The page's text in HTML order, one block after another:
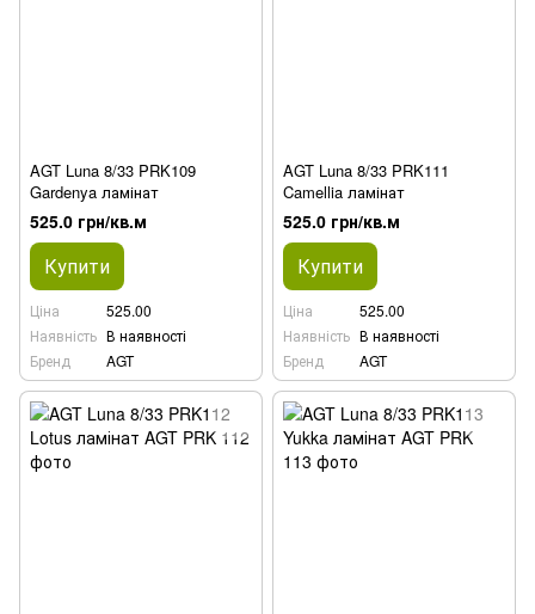
AGT Luna 8/33 PRK109
Gardenya ламінат
525.0 грн/кв.м
Купити
Ціна
525.00
Наявність В наявності
Бренд
AGT
AGT Luna 8/33 PRK111
Camellia ламінат
525.0 грн/кв.м
Купити
Ціна
525.00
Наявність В наявності
Бренд
AGT